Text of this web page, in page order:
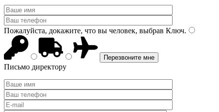
Пожалуйста, докажите, что вы человек, выбрав Ключ.
Письмо директору